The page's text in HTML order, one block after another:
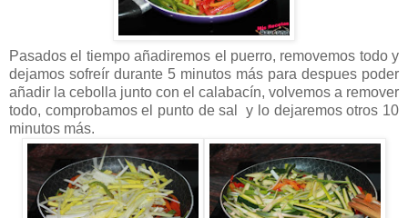
Pasados el tiempo añadiremos el puerro, removemos todo y
dejamos sofreír durante 5 minutos más para despues poder
añadir la cebolla junto con el calabacín, volvemos a remover
todo, comprobamos el punto de sal y lo dejaremos otros 10
minutos más.